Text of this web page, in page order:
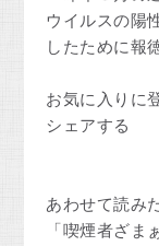
ウイルスの陽
したために報
お気に入りに
シェアする
あわせて読み
「喫煙者ざ